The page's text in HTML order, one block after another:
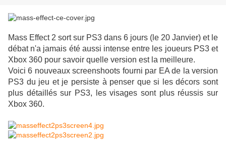
Mass Effect 2 sort sur PS3 dans 6 jours (le 20 Janvier) et le
débat n'a jamais été aussi intense entre les joueurs PS3 et
Xbox 360 pour savoir quelle version est la meilleure.
Voici 6 nouveaux screenshoots fourni par EA de la version
PS3 du jeu et je persiste à penser que si les décors sont
plus détaillés sur PS3, les visages sont plus réussis sur
Xbox 360.